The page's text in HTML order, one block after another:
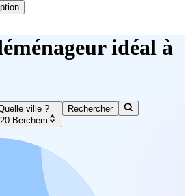
idéal à
ville ?
Berchem
Rechercher